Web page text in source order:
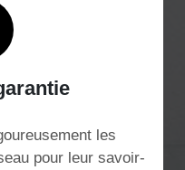
les
pour leur savoir-